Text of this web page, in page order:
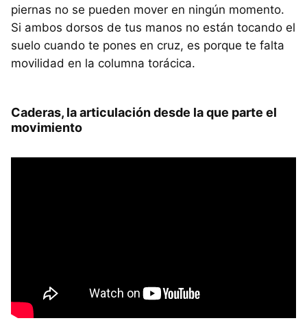
piernas no se pueden mover en ningún momento.
Si ambos dorsos de tus manos no están tocando el
suelo cuando te pones en cruz, es porque te falta
movilidad en la columna torácica.
Caderas, la articulación desde la que parte el
movimiento